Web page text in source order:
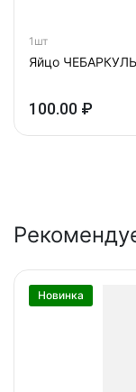
1шт
Яйцо
100.00 ₽
Новинка